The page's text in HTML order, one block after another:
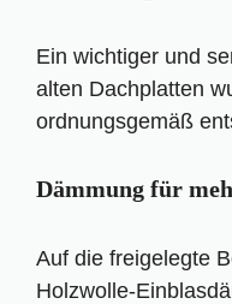
Ein wichtiger und
alten Dachplatten
ordnungsgemäß
Dämmung für
Auf die freigelegte
Holzwolle-